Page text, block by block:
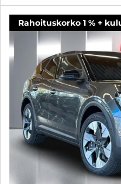
Rahoituskorko 1 % +